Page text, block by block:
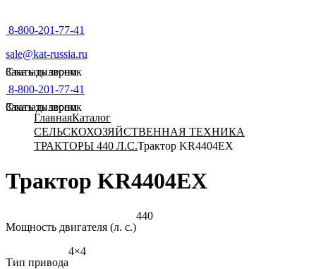
8-800-201-77-41
sale@kat-russia.ru
Стать дилером
Заказать звонок
8-800-201-77-41
Стать дилером
Заказать звонок
ГлавнаяКаталог
СЕЛЬСКОХОЗЯЙСТВЕННАЯ ТЕХНИКА
ТРАКТОРЫ 440 Л.С.Трактор KR4404EX
Трактор KR4404EX
Мощность двигателя (л. с.)
440
Тип привода
4×4